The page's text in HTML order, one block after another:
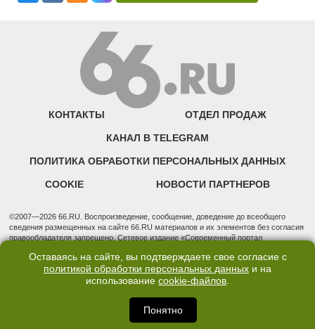
КОНТАКТЫ ОТДЕЛ ПРОДАЖ
КАНАЛ В TELEGRAM
ПОЛИТИКА ОБРАБОТКИ ПЕРСОНАЛЬНЫХ ДАННЫХ
COOKIE НОВОСТИ ПАРТНЕРОВ
©2007—2026 66.RU. Воспроизведение, сообщение, доведение до всеобщего
сведения размещенных на сайте 66.RU материалов и их элементов без согласия
правообладателя запрещено. Сетевое издание «Современный портал
надзору в сфере связи, информационных технологий и массовых коммуникаций
(Роскомнадзор). Регистрационный номер ЭЛ № ФС 77 - 76634 от 02.09.2019
Учредитель: Общество с ограниченной ответственностью "66.ру". Юридический
3, оф. 7015 Фактический адрес редакции и отдела продаж: 620014, Свердловская
обл., г. Екатеринбург, ул. Бориса Ельцина, д. 3, оф. 7015, +7 (343) 288-50-66
info@news.66.ru Главный редактор: Шлыков Дмитрий Владимирович
Оставаясь на сайте, вы подтверждаете свое согласие с
политикой обработки персональных данных и на
использование cookie-файлов.
Понятно